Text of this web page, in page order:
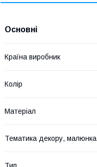
Основні
Країна виробник
Колір
Матеріал
Тематика декору, малюнка